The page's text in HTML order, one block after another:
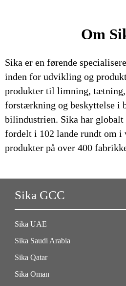
Om
Sika er en førende
inden for udvikling og
produkter til limning,
forstærkning og beskyttelse i
bilindustrien. Sika har globalt
fordelt i 102 lande rundt om i
produkter på over 400
Sika GCC
Sika UAE
Sika Saudi Arabia
Sika Qatar
Sika Oman